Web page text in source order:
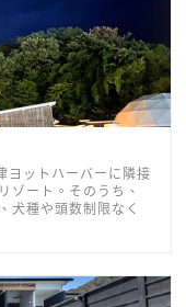
ヨットハーバーに隣接
ゾート。そのうち、
犬種や頭数制限なく